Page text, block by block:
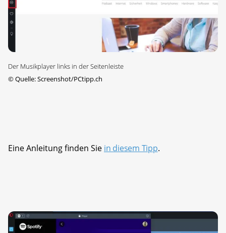
Der Musikplayer links in der Seitenleiste
©Quelle: Screenshot/PCtipp.ch
Eine Anleitung finden Sie in diesem Tipp.